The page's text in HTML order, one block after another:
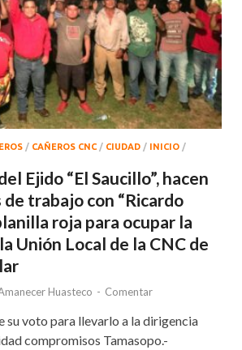
/ CAÑEROS CNC / CIUDAD / INICIO /
Ejido “El Saucillo”, hacen
trabajo con “Ricardo
roja para ocupar la
Unión Local de la CNC de
Huasteco - Comentar
su voto para llevarlo a la dirigencia
compromisos Tamasopo.-